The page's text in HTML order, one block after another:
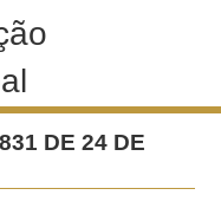
DE 24 DE